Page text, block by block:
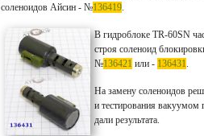
соленоидов Айсин - №136419.
В гидроблоке TR-60SN
строя соленоид
№136421 или - 136431.
На замену соленоидов
и тестирования вакуумом
дали результата.